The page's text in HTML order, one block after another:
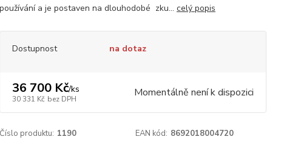
používání a je postaven na dlouhodobé zku... celý popis
Dostupnost na dotaz
36 700 Kč/ks
30 331 Kč bez DPH Momentálně není k dispozici
Číslo produktu: 1190 EAN kód: 8692018004720